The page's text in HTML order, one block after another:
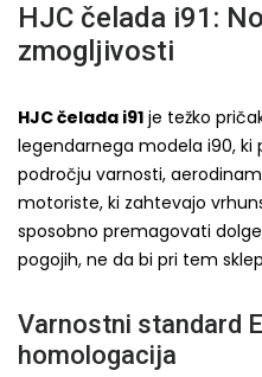
HJC čelada i91:
zmogljivosti
HJC čelada i91 je težko
legendarnega modela i90, ki
področju varnosti,
motoriste, ki zahtevajo
sposobno premagovati
pogojih, ne da bi pri tem
Varnostni standard
homologacija